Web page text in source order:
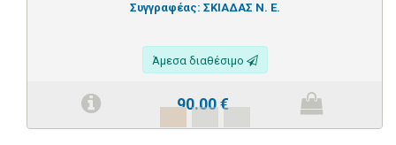
Συγγραφέας: ΣΚΙΑΔΑΣ Ν. Ε.
Άμεσα διαθέσιμο
90.00€